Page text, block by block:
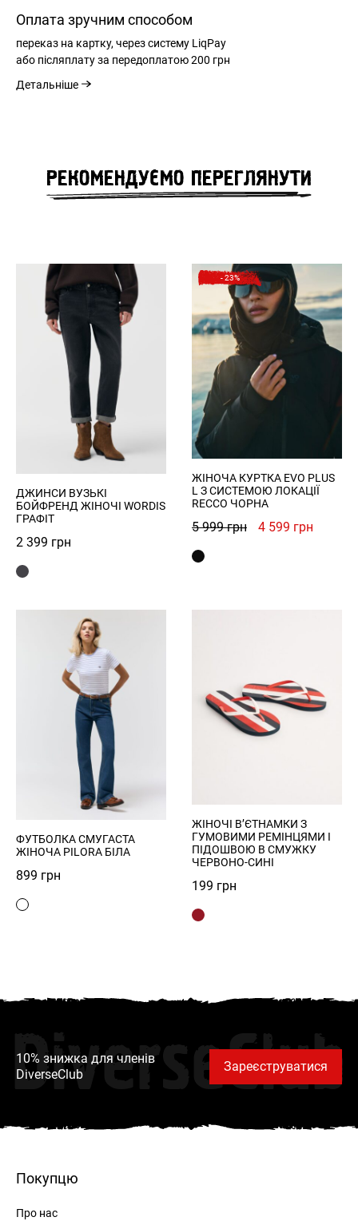
Оплата зручним способом
переказ на картку, через систему LiqPay
або післяплату за передоплатою200 грн
Детальніше
РЕКОМЕНДУЄМО ПЕРЕГЛЯНУТИ
ДЖИНСИ ВУЗЬКІ
БОЙФРЕНД ЖІНОЧІ WORDIS
ГРАФІТ
2 399 грн
- 23%
ЖІНОЧА КУРТКА EVO PLUS
L З СИСТЕМОЮ ЛОКАЦІЇ
RECCO ЧОРНА
5 999грн
Оригінальна
4 599 грн
ФУТБОЛКА СМУГАСТА
ЖІНОЧА PILORA БІЛА
899 грн
ЖІНОЧІ В’ЄТНАМКИ З
ГУМОВИМИ РЕМІНЦЯМИ І
ПІДОШВОЮ В СМУЖКУ
ЧЕРВОНО-СИНІ
199 грн
10% знижка для членів
DiverseClub
DiverseClub
Зареєструватися
Покупцю
Про нас
ВХІД
Зареєструватись
Privacy Policy
Register
Увійти
ЗАБУЛИ ПАРОЛЬ?
Remember Password?
ВІДНОВЛЕННЯ ПАРОЛЮ
НЕЗАБАРОМ НА САЙТІ